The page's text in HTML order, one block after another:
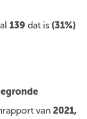
139 dat is (31%)
van 2021,